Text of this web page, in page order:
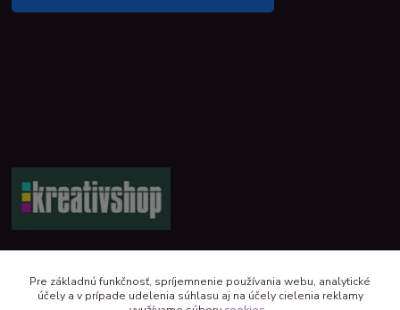
kreativshop@kreativshop.sk
Pre základnú funkčnosť, spríjemnenie používania webu, analytické
účely a v prípade udelenia súhlasu aj na účely cielenia reklamy